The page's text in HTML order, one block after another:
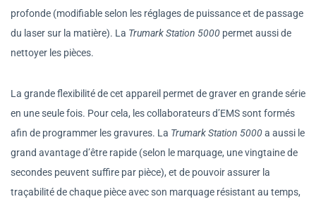
profonde (modifiable selon les réglages de puissance et de passage
du laser sur la matière). La Trumark Station 5000 permet aussi de
nettoyer les pièces.
La grande flexibilité de cet appareil permet de graver en grande série
en une seule fois. Pour cela, les collaborateurs d’EMS sont formés
afin de programmer les gravures. La Trumark Station 5000a aussi le
grand avantage d’être rapide (selon le marquage, une vingtaine de
secondes peuvent suffire par pièce), et de pouvoir assurer la
traçabilité de chaque pièce avec son marquage résistant au temps,